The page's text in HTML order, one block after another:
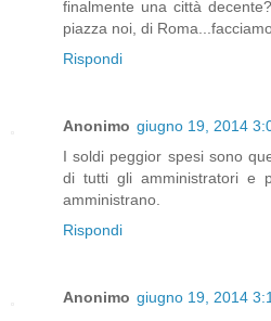
finalmente una città
piazza noi, di
Rispondi
Anonimo giugno 19, 2014
I soldi peggior spesi sono
di tutti gli amministratori e
amministrano.
Rispondi
Anonimo giugno 19, 2014